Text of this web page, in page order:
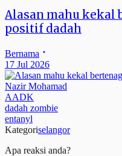
Alasan mahu kekal
positif dadah
Bernama
17 Jul 2026
Nazir Mohamad
AADK
dadah zombie
entanyl
Kategoriselangor
Apa reaksi anda?